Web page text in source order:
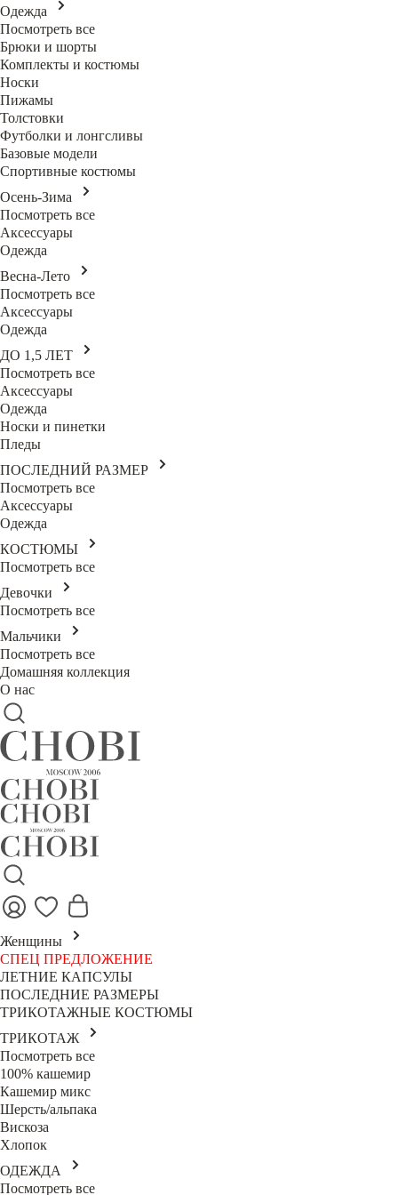
Одежда
Посмотреть все
Брюки и шорты
Комплекты и костюмы
Носки
Пижамы
Толстовки
Футболки и лонгсливы
Базовые модели
Спортивные костюмы
Осень-Зима
Посмотреть все
Аксессуары
Одежда
Весна-Лето
Посмотреть все
Аксессуары
Одежда
ДО 1,5 ЛЕТ
Посмотреть все
Аксессуары
Одежда
Носки и пинетки
Пледы
ПОСЛЕДНИЙ РАЗМЕР
Посмотреть все
Аксессуары
Одежда
КОСТЮМЫ
Посмотреть все
Девочки
Посмотреть все
Мальчики
Посмотреть все
Домашняя коллекция
О нас
Женщины
СПЕЦ ПРЕДЛОЖЕНИЕ
ЛЕТНИЕ КАПСУЛЫ
ПОСЛЕДНИЕ РАЗМЕРЫ
ТРИКОТАЖНЫЕ КОСТЮМЫ
ТРИКОТАЖ
Посмотреть все
100% кашемир
Кашемир микс
Шерсть/альпака
Вискоза
Хлопок
ОДЕЖДА
Посмотреть все